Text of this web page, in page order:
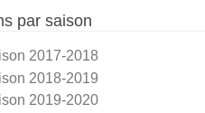
par saison
2017-2018
2018-2019
2019-2020